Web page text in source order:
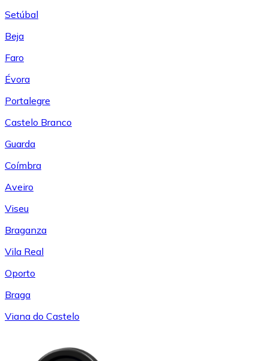
Setúbal
Beja
Faro
Évora
Portalegre
Castelo Branco
Guarda
Coímbra
Aveiro
Viseu
Braganza
Vila Real
Oporto
Braga
Viana do Castelo